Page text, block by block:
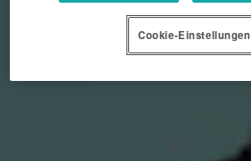
Cookie-Einstellungen